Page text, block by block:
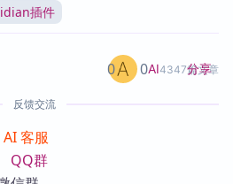
插件
AI4347篇文章
0 0 分享
反馈交流
AI 客服
QQ群